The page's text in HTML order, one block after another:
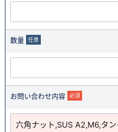
数量 任意
お問い合わせ内容 必須